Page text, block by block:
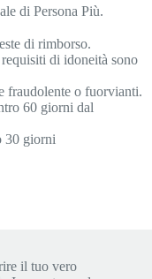
di Persona Più.
di rimborso.
di idoneità sono
fraudolente o fuorvianti.
60 giorni dal
30 giorni
il tuo vero